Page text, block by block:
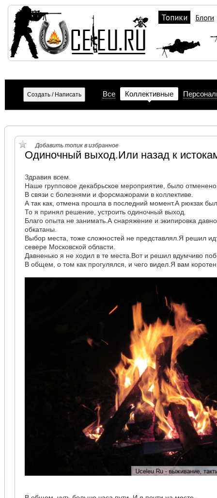
Топики Блоги
Все Коллективные
Добавить топик в избранное
Одиночный выход.Или назад к
Здравия всем.
Наше групповое декабрьское мероприятие, было
В связи с болезнями и форсмажорами в коллективе.
А так как, отмена прошла в последний момент.А рюкзак
То я принял решение, устроить одиночный выход.
Благо опыта не занимать.А снаряжение и экипировка
обкатаны.
Выбор места, тоже сложностей не представлял.Я решил
севере Московской области.
Давненько я не ходил в те места.Вот и решил вдумчиво
В общем, о том как прогулялся, и чего видел.Я вам